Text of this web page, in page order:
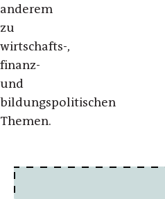
anderem
zu
wirtschafts-,
finanz-
und
bildungspolitischen
Themen.